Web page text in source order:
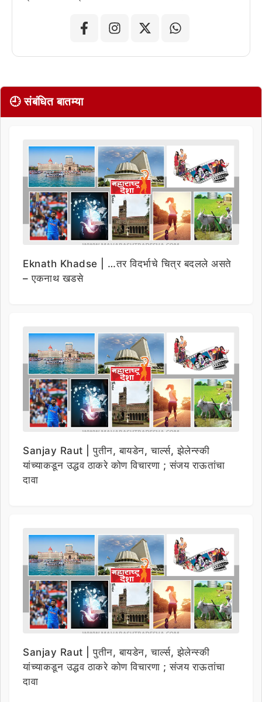
🕘 संबंधित बातम्या
Eknath Khadse | …तर विदर्भाचे चित्र बदलले असते
– एकनाथ खडसे
Sanjay Raut | पुतीन, बायडेन, चार्ल्स, झेलेन्स्की
यांच्याकडून उद्धव ठाकरे कोण विचारणा ; संजय राऊतांचा
दावा
Sanjay Raut | पुतीन, बायडेन, चार्ल्स, झेलेन्स्की
यांच्याकडून उद्धव ठाकरे कोण विचारणा ; संजय राऊतांचा
दावा